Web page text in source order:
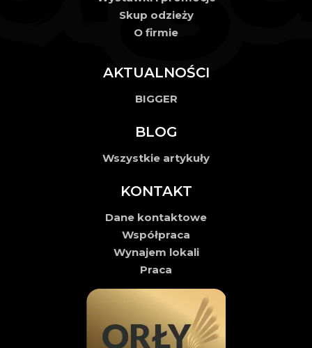
Skup odzieży
O firmie
AKTUALNOŚCI
BIGGER
BLOG
Wszystkie artykuły
KONTAKT
Dane kontaktowe
Współpraca
Wynajem lokali
Praca